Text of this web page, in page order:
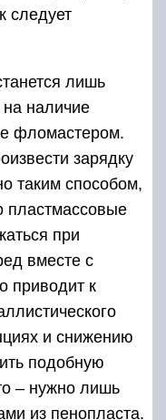
следует
лишь
на наличие
фломастером.
зарядку
таким способом,
пластмассовые
при
вместе с
приводит к
и снижению
подобную
– нужно лишь
из пенопласта.